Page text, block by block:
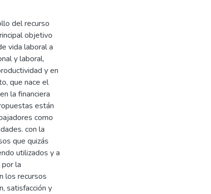
del recurso
objetivo
vida laboral a
y laboral,
y en
que nace el
la financiera
están
como
con la
que quizás
utilizados y a
la
los recursos
satisfacción y